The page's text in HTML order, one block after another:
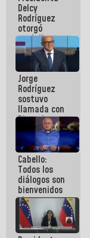
Delcy
Rodríguez
otorgó
medalla
"Héroe de
Venezuela"
a servidores
públicos
Jorge
Rodríguez
sostuvo
llamada con
Dinorah
Figuera y
acuerdan
primer
encuentro
presencial
para el
diálogo
Cabello:
Todos los
diálogos son
bienvenidos
siempre que
estén en el
marco de la
Constitución